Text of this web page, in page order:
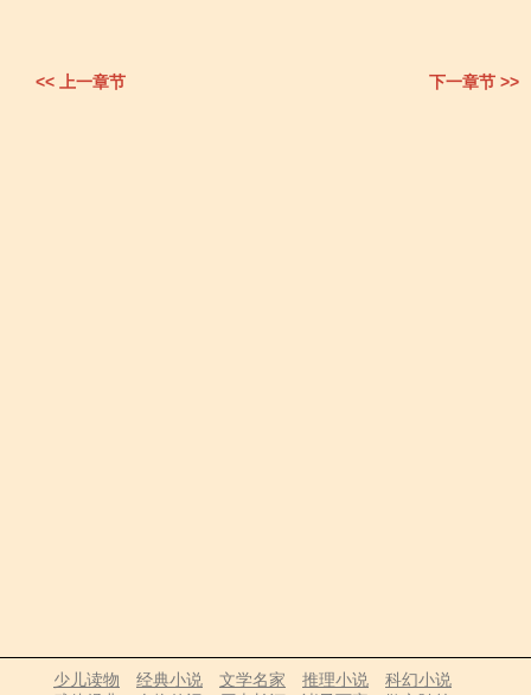
<< 上一章节 下一章节 >>
少儿读物 经典小说 文学名家 推理小说
科幻小说